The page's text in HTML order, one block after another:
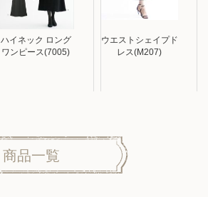
ハイネック ロング
ワンピース(7005)
ウエストシェイプド
レス(M207)
商品一覧